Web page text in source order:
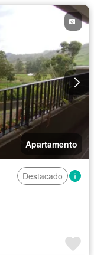
Apartamento
Destacado